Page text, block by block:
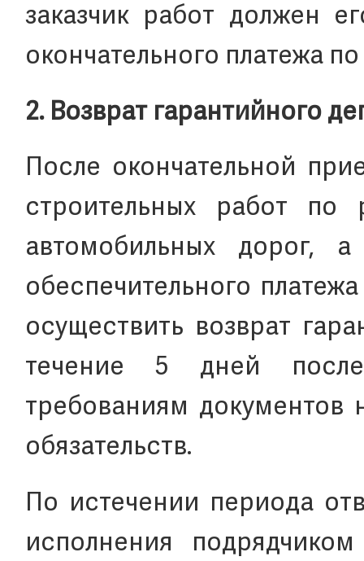
заказчик работ должен
окончательного платежа
2. Возврат гарантийного
После окончательной
строительных работ
автомобильных дорог,
обеспечительного
осуществить возврат
течение 5 дней после
требованиям документов
обязательств.
По истечении периода
исполнения